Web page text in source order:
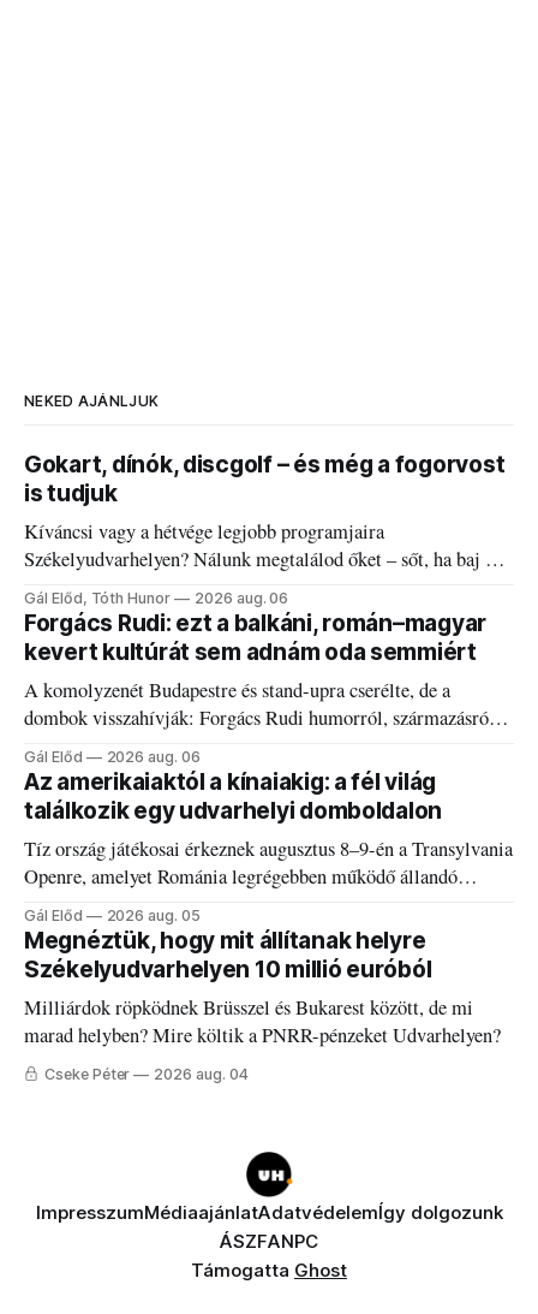
NEKED AJÁNLJUK
Gokart, dínók, discgolf – és még a fogorvost
is tudjuk
Kíváncsi vagy a hétvége legjobb programjaira
Székelyudvarhelyen? Nálunk megtalálod őket – sőt, ha baj van
a fogaddal, a fogorvosi ügyeletet is!
Gál Előd, Tóth Hunor 2026 aug. 06
Forgács Rudi: ezt a balkáni, román–magyar
kevert kultúrát sem adnám oda semmiért
A komolyzenét Budapestre és stand-upra cserélte, de a
dombok visszahívják: Forgács Rudi humorról, származásról
és határokról.
Gál Előd 2026 aug. 06
Az amerikaiaktól a kínaiakig: a fél világ
találkozik egy udvarhelyi domboldalon
Tíz ország játékosai érkeznek augusztus 8–9-én a Transylvania
Openre, amelyet Románia legrégebben működő állandó
discgolfpályáján rendeznek meg.
Gál Előd 2026 aug. 05
Megnéztük, hogy mit állítanak helyre
Székelyudvarhelyen 10 millió euróból
Milliárdok röpködnek Brüsszel és Bukarest között, de mi
marad helyben? Mire költik a PNRR-pénzeket Udvarhelyen?
Cseke Péter 2026 aug. 04
ImpresszumMédiaajánlatAdatvédelemÍgy dolgozunk
ÁSZFANPC
Támogatta Ghost